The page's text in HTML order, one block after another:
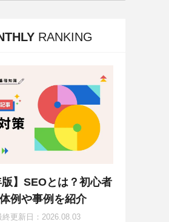
RANKING
版】SEOとは？初心者
例や事例を紹介
終更新日：2026.08.03